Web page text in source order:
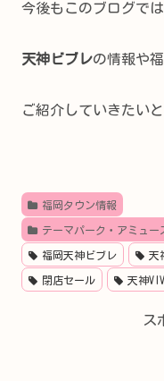
今後もこのブログでは
天神ビブレの情報や
ご紹介していきたい
福岡タウン情報
テーマパーク・アミュ
福岡天神ビブレ 天
閉店セール 天神
ス